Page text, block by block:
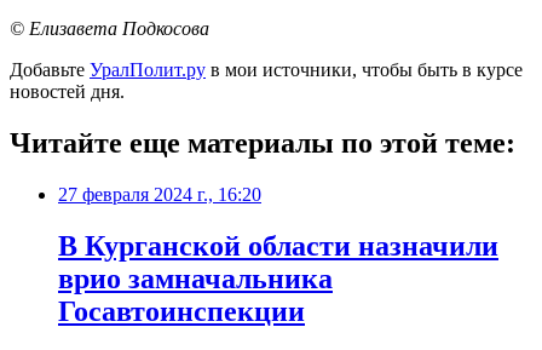
© Елизавета Подкосова
Добавьте УралПолит.ру в мои источники, чтобы быть в курсе
новостей дня.
Читайте еще материалы по этой теме:
27 февраля 2024 г., 16:20
В Курганской области назначили
врио замначальника
Госавтоинспекции